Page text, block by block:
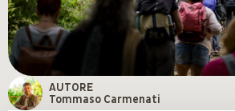
AUTORE
Tommaso Carmenati